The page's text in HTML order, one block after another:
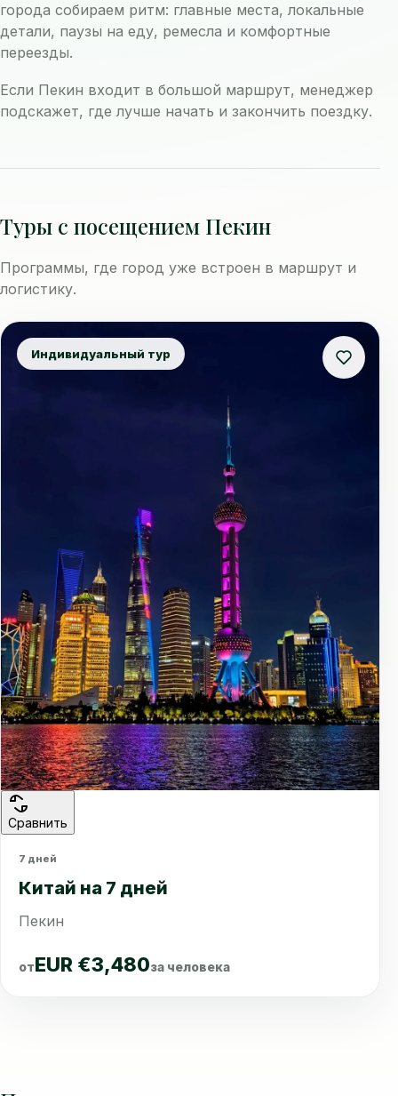
города собираем ритм: главные места, локальные
детали, паузы на еду, ремесла и комфортные
переезды.
Если Пекин входит в большой маршрут, менеджер
подскажет, где лучше начать и закончить поездку.
Туры с посещением Пекин
Программы, где город уже встроен в маршрут и
логистику.
Индивидуальный тур
Сравнить
7 дней
Китай на 7 дней
Пекин
отEUR €3,480за человека